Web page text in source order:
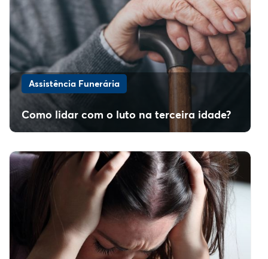
Assistência Funerária
Como lidar com o luto na terceira idade?